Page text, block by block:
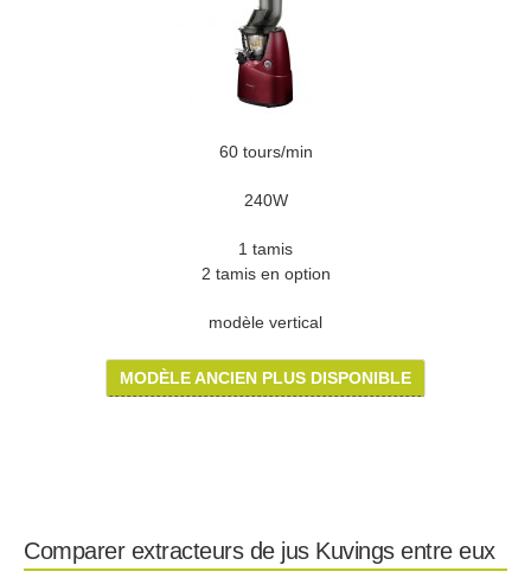
60 tours/min
240W
1 tamis
2 tamis en option
modèle vertical
MODÈLE ANCIEN PLUS DISPONIBLE
Comparer extracteurs de jus Kuvings entre eux